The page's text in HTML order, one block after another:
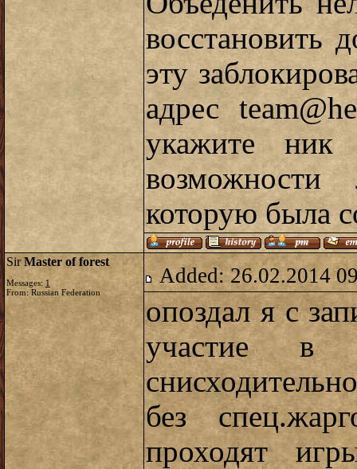
восстановить
эту
адрес
укажите
которую была
SirMaster of forest
Messages:1
From: Russian Federation
Added: 26.02.2014
опоздал я с
участие в
без
проходят